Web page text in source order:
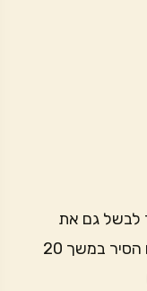
לבשל גם את
הכתומות וגם את השחורות יחד באותו הסיר במשך 20